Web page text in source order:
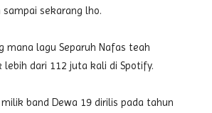
sekarang lho.
mana lagu Separuh Nafas teah
lebih dari 112 juta kali di Spotify.
band Dewa 19 dirilis pada tahun